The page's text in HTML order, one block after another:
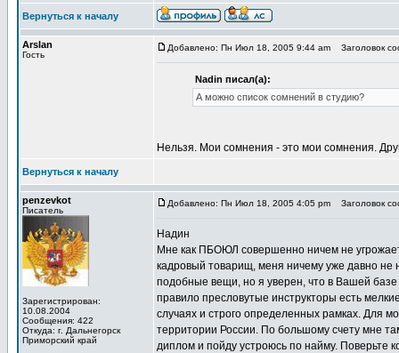
Вернуться к началу
Arslan
Гость
Добавлено: Пн Июл 18, 2005 9:44 am Заголовок
Nadin писал(а):
А можно список сомнений в студию?
Нельзя. Мои сомнения - это мои сомнения.
Вернуться к началу
penzevkot
Писатель
Зарегистрирован:
10.08.2004
Сообщения: 422
Откуда: г. Дальнегорск
Приморский край
Добавлено: Пн Июл 18, 2005 4:05 pm Заголовок
Надин
Мне как ПБОЮЛ совершенно ничем не
кадровый товарищ, меня ничему уже давно не
подобные вещи, но я уверен, что в Вашей
правило пресловутые инструкторы есть
случаях и строго определенных рамках. Для
территории России. По большому счету мне
диплом и пойду устроюсь по найму. Поверьте